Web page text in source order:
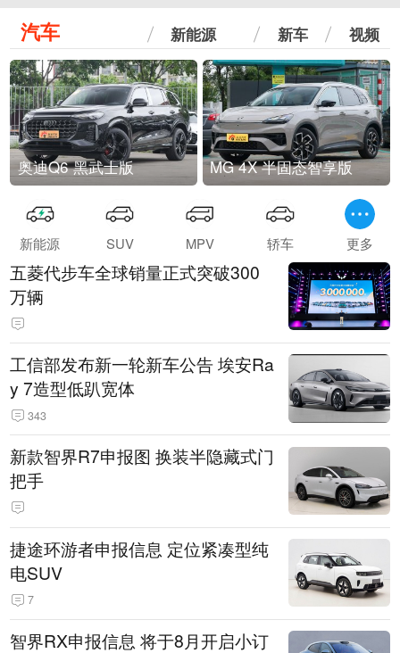
汽车 新能源 新车 视频
奥迪Q6 黑武士版 MG 4X 半固态智享版
新能源 SUV MPV 轿车 更多
五菱代步车全球销量正式突破300
万辆
工信部发布新一轮新车公告 埃安Ra
y 7造型低趴宽体
343
新款智界R7申报图 换装半隐藏式门
把手
捷途环游者申报信息 定位紧凑型纯
电SUV
7
智界RX申报信息 将于8月开启小订